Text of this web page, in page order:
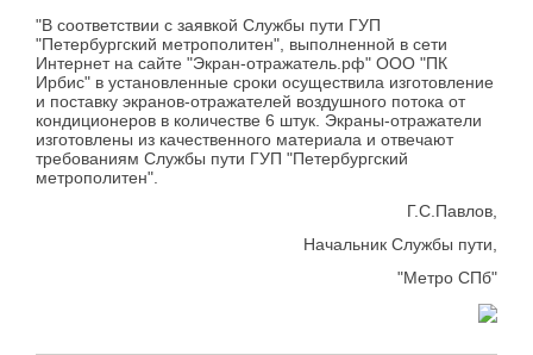
"В соответствии с заявкой Службы пути ГУП
"Петербургский метрополитен", выполненной в сети
Интернет на сайте "Экран-отражатель.рф" ООО "ПК
Ирбис" в установленные сроки осуществила изготовление
и поставку экранов-отражателей воздушного потока от
кондиционеров в количестве 6 штук. Экраны-отражатели
изготовлены из качественного материала и отвечают
требованиям Службы пути ГУП "Петербургский
метрополитен".
Г.С.Павлов,
Начальник Службы пути,
"Метро СПб"